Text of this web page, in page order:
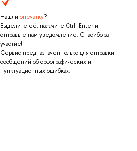
Нашли опечатку?
Выделите её, нажмите Ctrl+Enter и
отправьте нам уведомление. Спасибо за
участие!
Сервис предназначен только для отправки
сообщений об орфографических и
пунктуационных ошибках.